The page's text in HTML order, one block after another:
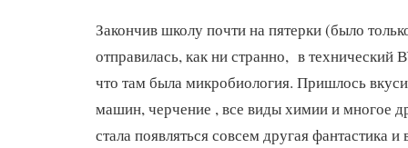
Закончив школу почти на пятерки (было
отправилась, как ни странно, в технический
что там была микробиология. Пришлось
машин, черчение , все виды химии и многое
стала появляться совсем другая фантастика